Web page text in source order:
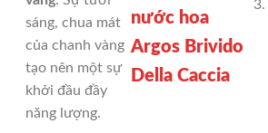
sáng, chua mát
của chanh vàng
tạo nên một sự
khởi đầu đầy
năng lượng.
nước hoa
Argos Brivido
Della Caccia